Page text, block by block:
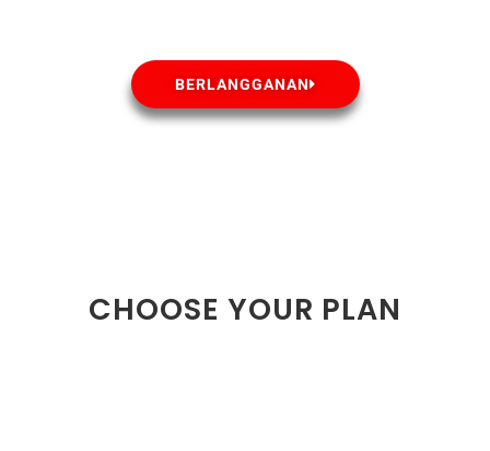
BERLANGGANAN
CHOOSE YOUR PLAN